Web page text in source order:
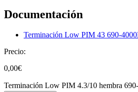
Documentación
Terminación Low PIM 43 690-
Precio:
0,00€
Terminación Low PIM 4.3/10 hembra